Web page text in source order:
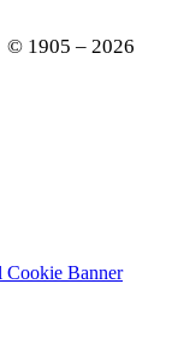
© 1905 – 2026
Cookie Banner